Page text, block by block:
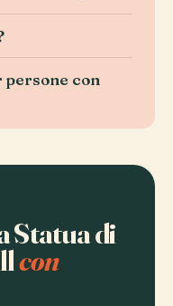
persone con
Statua di
con